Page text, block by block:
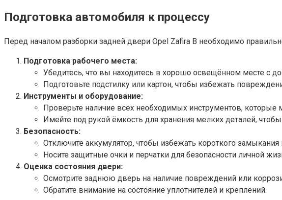
Подготовка автомобиля к процессу
Перед началом разборки задней двери Opel Zafira B необходимо
Подготовка рабочего места:
Убедитесь, что вы находитесь в хорошо освещённом месте с
Подготовьте подстилку или картон, чтобы избежать
Инструменты и оборудование:
Проверьте наличие всех необходимых инструментов, которые
Имейте под рукой ёмкость для хранения мелких деталей,
Безопасность:
Отключите аккумулятор, чтобы избежать короткого замыкания
Носите защитные очки и перчатки для безопасности личной
Оценка состояния двери:
Осмотрите заднюю дверь на наличие повреждений или
Обратите внимание на состояние уплотнителей и креплений.